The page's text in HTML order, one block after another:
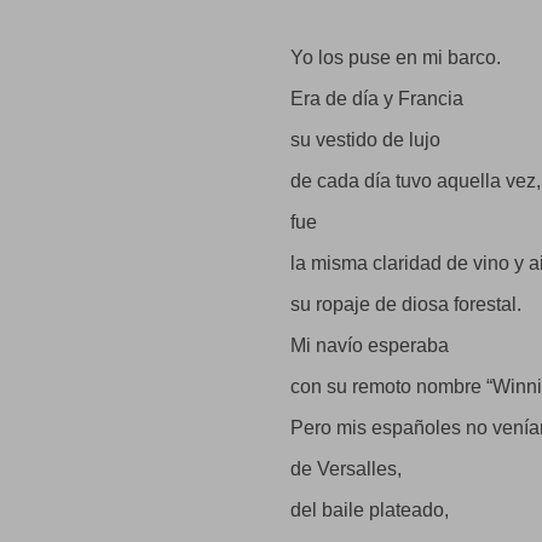
Yo los puse en mi barco.
Era de día y Francia
su vestido de lujo
de cada día tuvo aquella vez,
fue
la misma claridad de vino y
su ropaje de diosa forestal.
Mi navío esperaba
con su remoto nombre
Pero mis españoles no
de Versalles,
del baile plateado,